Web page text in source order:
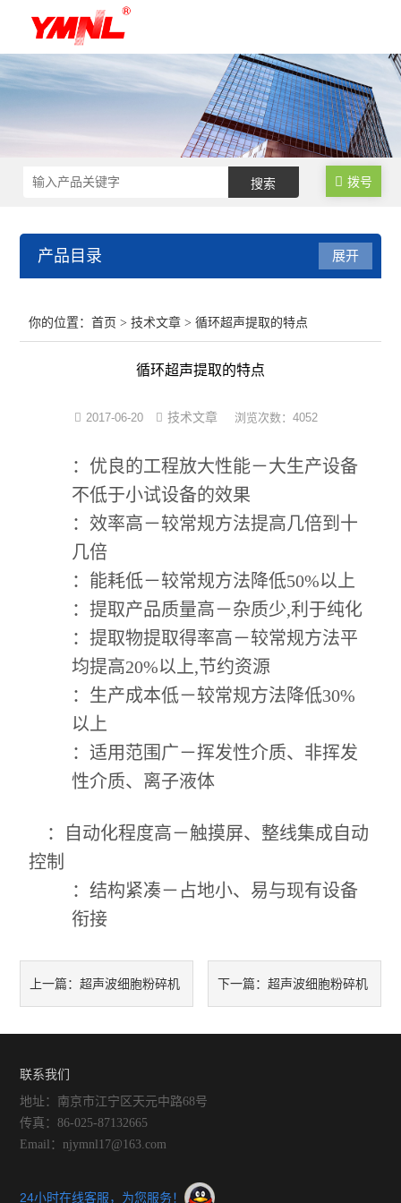
拨号
产品目录
冷冻干燥机
低温|恒温|制冷设备
培养箱系列
样品组织研磨仪
展开
你的位置：首页 >技术文章 > 循环超声提取的特点
循环超声提取的特点
2017-06-20 技术文章 浏览次数：4052
：优良的工程放大性能－大生产设备
不低于小试设备的效果
：效率高－较常规方法提高几倍到十
几倍
：能耗低－较常规方法降低50%以上
：提取产品质量高－杂质少,利于纯化
：提取物提取得率高－较常规方法平
均提高20%以上,节约资源
：生产成本低－较常规方法降低30%
以上
：适用范围广－挥发性介质、非挥发
性介质、离子液体
：自动化程度高－触摸屏、整线集成自动
控制
：结构紧凑－占地小、易与现有设备
衔接
上一篇：超声波细胞粉碎机 下一篇： 超声波细胞粉碎机
联系我们
地址：南京市江宁区天元中路68号
传真：86-025-87132665
Email：njymnl17@163.com
24小时在线客服，为您服务！